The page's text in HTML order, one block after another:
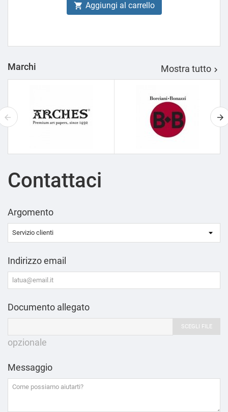
 Aggiungi al carrello
Marchi Mostra tutto 
Contattaci
Argomento
Indirizzo email
Documento allegato
SCEGLI FILE
opzionale
Messaggio